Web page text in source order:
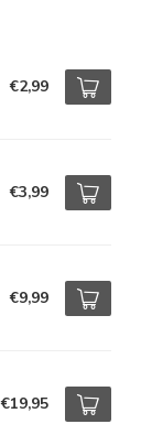
€2,99
€3,99
€9,99
€19,95